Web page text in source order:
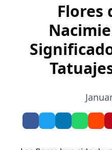
Flores